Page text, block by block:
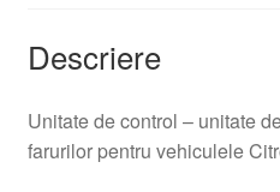
Descriere
Unitate de control – unitate
farurilor pentru vehiculele